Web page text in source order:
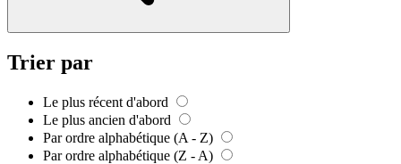
Trier par
Le plus récent d'abord
Le plus ancien d'abord
Par ordre alphabétique (A - Z)
Par ordre alphabétique (Z - A)